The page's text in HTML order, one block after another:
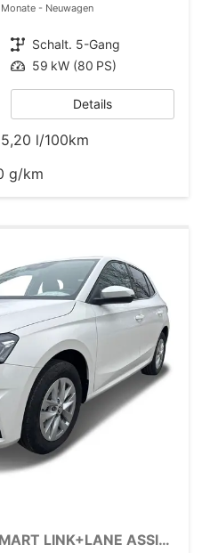
Neuwagen
Getriebe Schalt. 5-Gang
Leistung 59 kW (80 PS)
Details
5,20 l/100km
g/km
Selection PDC+LED+SMART LINK+LANE ASSIST